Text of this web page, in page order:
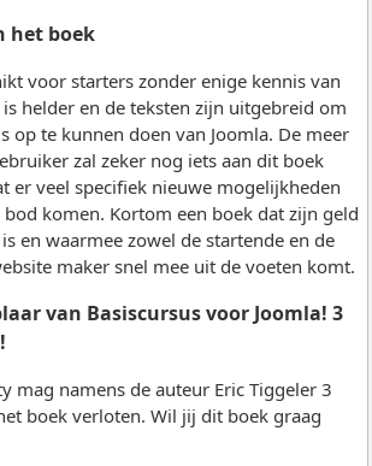
het boek
voor starters zonder enige kennis van
helder en de teksten zijn uitgebreid om
op te kunnen doen van Joomla. De meer
zal zeker nog iets aan dit boek
er veel specifiek nieuwe mogelijkheden
bod komen. Kortom een boek dat zijn geld
en waarmee zowel de startende en de
maker snel mee uit de voeten komt.
van Basiscursus voor Joomla! 3
mag namens de auteur Eric Tiggeler 3
boek verloten. Wil jij dit boek graag